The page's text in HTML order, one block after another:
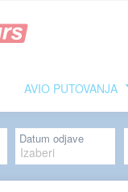
AVIO PUTOVANJA
Datum odjave